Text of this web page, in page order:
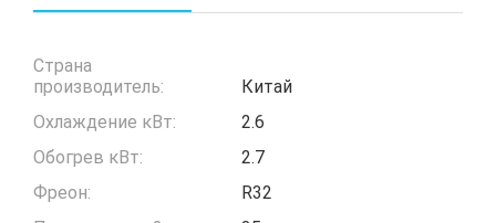
Страна
производитель:
Китай
Охлаждение кВт:
2.6
Обогрев кВт:
2.7
Фреон:
R32